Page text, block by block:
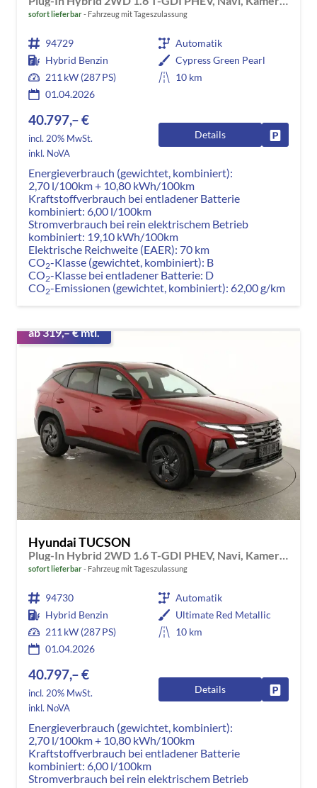
sofort lieferbar Fahrzeug mit Tageszulassung
94729
Automatik
Hybrid Benzin
Cypress Green Pearl
211 kW (287 PS)
10 km
01.04.2026
40.797,– €
incl. 20% MwSt.
inkl. NoVA
Details
Energieverbrauch (gewichtet, kombiniert):
2,70 l/100km + 10,80 kWh/100km
Kraftstoffverbrauch bei entladener Batterie
kombiniert: 6,00 l/100km
Stromverbrauch bei rein elektrischem Betrieb
kombiniert: 19,10 kWh/100km
Elektrische Reichweite (EAER): 70 km
CO2-Klasse (gewichtet, kombiniert): B
CO2-Klasse bei entladener Batterie: D
CO2-Emissionen (gewichtet, kombiniert): 62,00 g/km
ab 319,– € mtl.
Hyundai TUCSON
Plug-In Hybrid 2WD 1.6 T-GDI PHEV, Navi, Kamera, Side, Winter
sofort lieferbar Fahrzeug mit Tageszulassung
94730
Automatik
Hybrid Benzin
Ultimate Red Metallic
211 kW (287 PS)
10 km
01.04.2026
40.797,– €
incl. 20% MwSt.
inkl. NoVA
Details
Energieverbrauch (gewichtet, kombiniert):
2,70 l/100km + 10,80 kWh/100km
Kraftstoffverbrauch bei entladener Batterie
kombiniert: 6,00 l/100km
Stromverbrauch bei rein elektrischem Betrieb